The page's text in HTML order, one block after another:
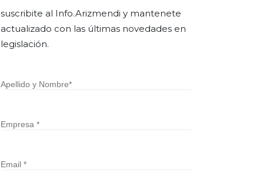
suscribite al Info.Arizmendi y mantenete
actualizado con las últimas novedades en
legislación.